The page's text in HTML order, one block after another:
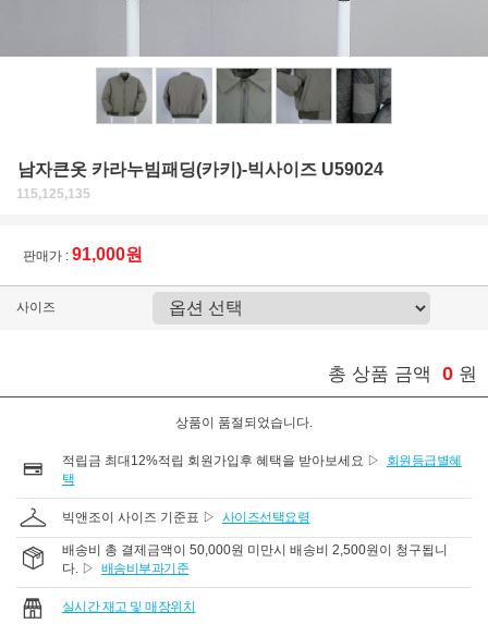
남자큰옷 카라누빔패딩(카키)-빅사이즈 U59024
115,125,135
판매가 : 91,000원
사이즈
총 상품 금액 0 원
상품이 품절되었습니다.
적립금 최대12%적립 회원가입후 혜택을 받아보세요 ▷
회원등급별혜
택
빅앤조이 사이즈 기준표 ▷ 사이즈선택요령
배송비 총 결제금액이 50,000원 미만시 배송비 2,500원이 청구됩니
다. ▷ 배송비부과기준
실시간 재고 및 매장위치